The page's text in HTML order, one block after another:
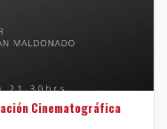
Cinematográfica